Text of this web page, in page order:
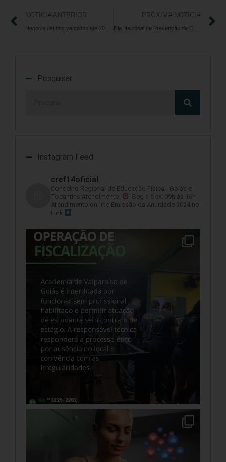
NOTÍCIA ANTERIOR PRÓXIMA NOTÍCIA
Pesquisar
Instagram Feed
cref14oficial
Conselho Regional de Educação Física - Goiás e
Tocantins Atendimento:
Seg a Sex: 09h às 16h
Atendimento on-line Emissão da Anuidade 2024 no
Link